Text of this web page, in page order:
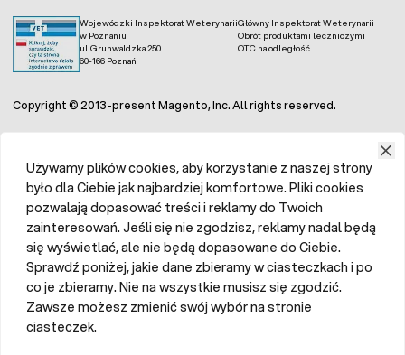
Wojewódzki Inspektorat Weterynarii
w Poznaniu
ul. Grunwaldzka 250
60-166 Poznań
Główny Inspektorat Weterynarii
Obrót produktami leczniczymi
OTC na odległość
Copyright © 2013-present Magento, Inc. All rights reserved.
Używamy plików cookies, aby korzystanie z naszej strony
było dla Ciebie jak najbardziej komfortowe. Pliki cookies
pozwalają dopasować treści i reklamy do Twoich
zainteresowań. Jeśli się nie zgodzisz, reklamy nadal będą
się wyświetlać, ale nie będą dopasowane do Ciebie.
Sprawdź poniżej, jakie dane zbieramy w ciasteczkach i po
co je zbieramy. Nie na wszystkie musisz się zgodzić.
Zawsze możesz zmienić swój wybór na stronie
ciasteczek.